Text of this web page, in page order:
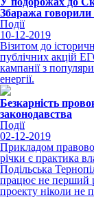
Збаража говорили
Події
10-12-2019
Візитом до
публічних акцій
кампанії з
енергії.
Безкарність
законодавства
Події
02-12-2019
Прикладом
річки є практика
Подільська
працює не перший
проекту ніколи не